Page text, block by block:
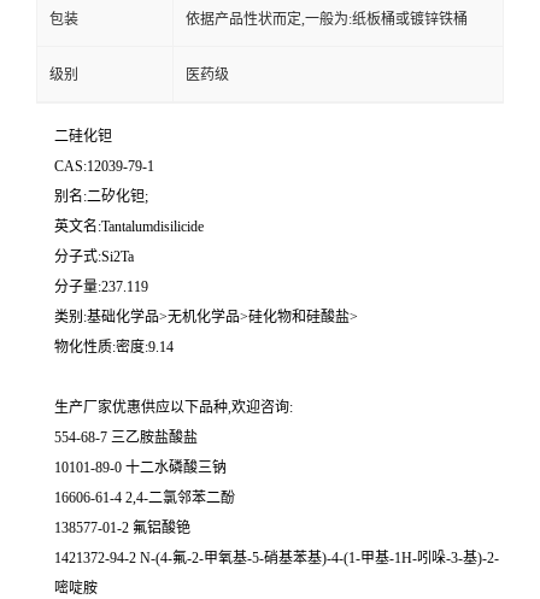
包装 依据产品性状而定,一般为:纸板桶或镀锌铁桶
级别 医药级
二硅化钽
CAS:12039-79-1
别名:二矽化钽;
英文名:Tantalumdisilicide
分子式:Si2Ta
分子量:237.119
类别:基础化学品>无机化学品>硅化物和硅酸盐>
物化性质:密度:9.14
生产厂家优惠供应以下品种,欢迎咨询:
554-68-7 三乙胺盐酸盐
10101-89-0 十二水磷酸三钠
16606-61-4 2,4-二氯邻苯二酚
138577-01-2 氟铝酸铯
1421372-94-2 N-(4-氟-2-甲氧基-5-硝基苯基)-4-(1-甲基-1H-吲哚-3-基)-2-
嘧啶胺